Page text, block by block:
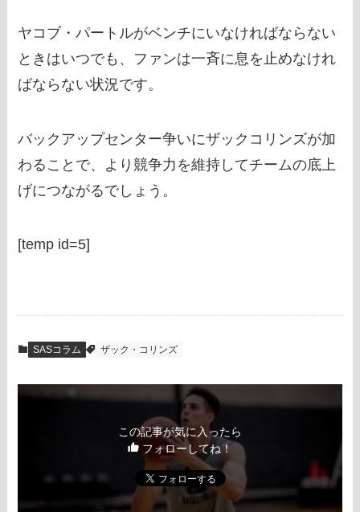
ヤコブ・パートルがベンチにいなければならない
ときはいつでも、ファンは一斉に息を止めなけれ
ばならない状況です。
バックアップセンター争いにザックコリンズが加
わることで、より競争力を維持してチームの底上
げにつながるでしょう。
[temp id=5]
SASコラム ザック・コリンズ
この記事が気に入ったら
フォローしてね！